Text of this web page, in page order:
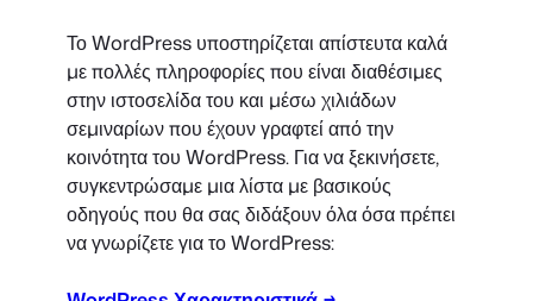
Το WordPress υποστηρίζεται απίστευτα καλά
με πολλές πληροφορίες που είναι διαθέσιμες
στην ιστοσελίδα του και μέσω χιλιάδων
σεμιναρίων που έχουν γραφτεί από την
κοινότητα του WordPress. Για να ξεκινήσετε,
συγκεντρώσαμε μια λίστα με βασικούς
οδηγούς που θα σας διδάξουν όλα όσα πρέπει
να γνωρίζετε για το WordPress: